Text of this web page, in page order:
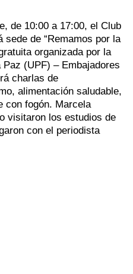
de 10:00 a 17:00, el Club
sede de “Remamos por la
organizada por la
(UPF) – Embajadores
charlas de
alimentación saludable,
con fogón. Marcela
visitaron los estudios de
con el periodista